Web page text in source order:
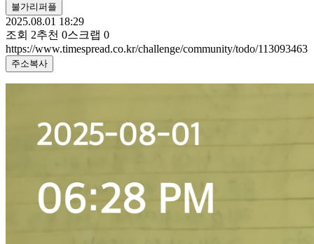
불가리퍼플
2025.08.01 18:29
조회 2추천 0스크랩 0
https://www.timespread.co.kr/challenge/community/todo/113093463
주소복사